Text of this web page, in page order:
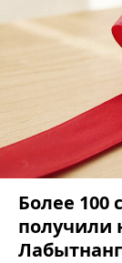
Более 100
получили